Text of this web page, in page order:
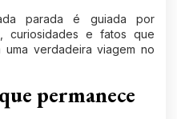
parada é guiada por
curiosidades e fatos que
uma verdadeira viagem no
permanece